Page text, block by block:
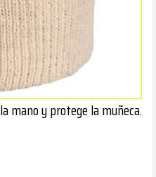
mano y protege la muñeca.